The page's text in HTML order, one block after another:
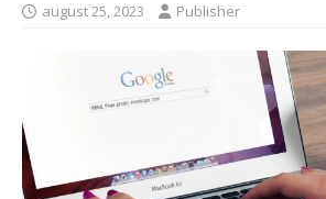
august 25, 2023 Publisher